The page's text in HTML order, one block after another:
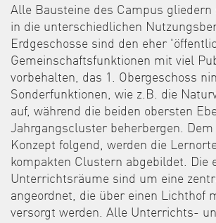
Alle Bausteine des Campus gliedern
in die unterschiedlichen
Erdgeschosse sind den eher
Gemeinschaftsfunktionen mit viel
vorbehalten, das 1. Obergeschoss
Sonderfunktionen, wie z.B. die
auf, während die beiden obersten
Jahrgangscluster beherbergen. Dem
Konzept folgend, werden die
kompakten Clustern abgebildet. Die
Unterrichtsräume sind um eine
angeordnet, die über einen Lichthof
versorgt werden. Alle Unterrichts-